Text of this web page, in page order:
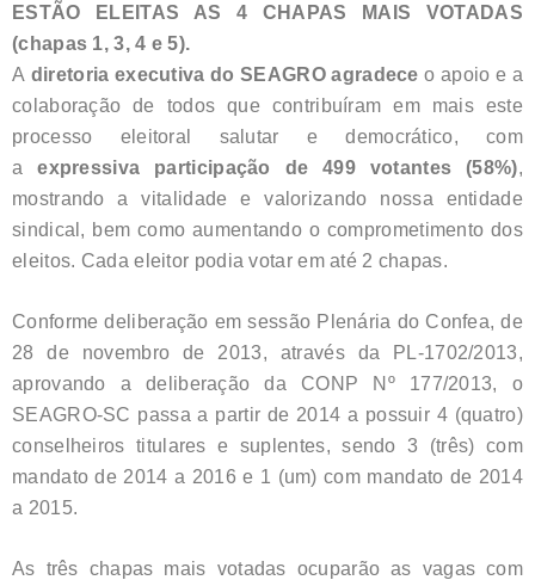
ESTÃO ELEITAS AS 4 CHAPAS MAIS VOTADAS
(chapas 1, 3, 4 e 5).
A diretoria executiva do SEAGRO agradece o apoio e a
colaboração de todos que contribuíram em mais este
processo eleitoral salutar e democrático, com
a expressiva participação de 499 votantes (58%),
mostrando a vitalidade e valorizando nossa entidade
sindical, bem como aumentando o comprometimento dos
eleitos. Cada eleitor podia votar em até 2 chapas.
Conforme deliberação em sessão Plenária do Confea, de
28 de novembro de 2013, através da PL-1702/2013,
aprovando a deliberação da CONP Nº 177/2013, o
SEAGRO-SC passa a partir de 2014 a possuir 4 (quatro)
conselheiros titulares e suplentes, sendo 3 (três) com
mandato de 2014 a 2016 e 1 (um) com mandato de 2014
a 2015.
As três chapas mais votadas ocuparão as vagas com